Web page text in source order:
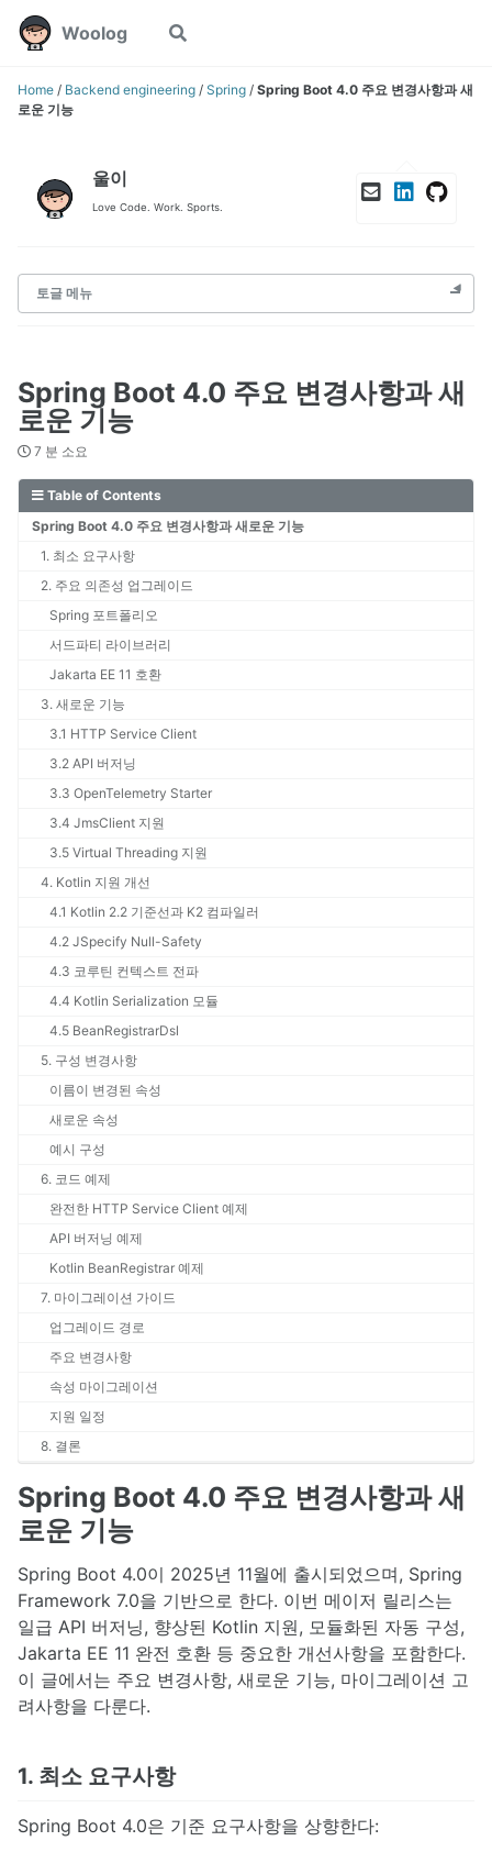
Skip
navigation
Skip
Skip
Woolog
Toggle
Home / Backend engineering / Spring / Spring Boot 4.0 주요 변경사항과 새
로운 기능
울이
Love Code. Work. Sports.
토글 메뉴
Spring Boot 4.0 주요 변경사항과 새
로운 기능
7 분 소요
Table of Contents
Spring Boot 4.0 주요 변경사항과 새로운 기능
1. 최소 요구사항
2. 주요 의존성 업그레이드
Spring 포트폴리오
서드파티 라이브러리
Jakarta EE 11 호환
3. 새로운 기능
3.1 HTTP Service Client
3.2 API 버저닝
3.3 OpenTelemetry Starter
3.4 JmsClient 지원
3.5 Virtual Threading 지원
4. Kotlin 지원 개선
4.1 Kotlin 2.2 기준선과 K2 컴파일러
4.2 JSpecify Null-Safety
4.3 코루틴 컨텍스트 전파
4.4 Kotlin Serialization 모듈
4.5 BeanRegistrarDsl
5. 구성 변경사항
이름이 변경된 속성
새로운 속성
예시 구성
6. 코드 예제
완전한 HTTP Service Client 예제
API 버저닝 예제
Kotlin BeanRegistrar 예제
7. 마이그레이션 가이드
업그레이드 경로
주요 변경사항
속성 마이그레이션
지원 일정
8. 결론
Spring Boot 4.0 주요 변경사항과 새
로운 기능
Spring Boot 4.0이 2025년 11월에 출시되었으며, Spring
Framework 7.0을 기반으로 한다. 이번 메이저 릴리스는
일급 API 버저닝, 향상된 Kotlin 지원, 모듈화된 자동 구성,
Jakarta EE 11 완전 호환 등 중요한 개선사항을 포함한다.
이 글에서는 주요 변경사항, 새로운 기능, 마이그레이션 고
려사항을 다룬다.
1. 최소 요구사항
Spring Boot 4.0은 기준 요구사항을 상향한다: